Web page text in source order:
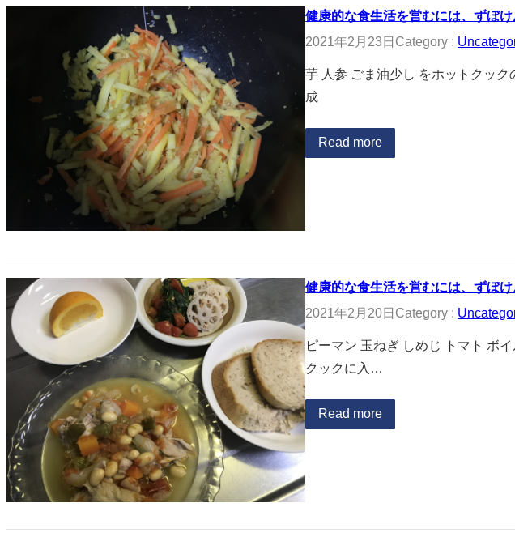
健康的な食生活を営むには、ずぼ
2021年2月23日 Category :
芋 人参 ごま油少し をホットクッ
成
Read more
健康的な食生活を営むには、ずぼ
2021年2月20日 Category :
ピーマン 玉ねぎ しめじ トマト ボ
クックに入…
Read more